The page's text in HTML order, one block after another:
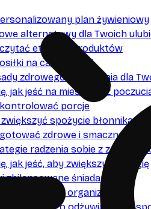
plan żywieniowy
alternatywy dla Twoich
etykiety produktów
na cały tydzień
zdrowego odżywiania dla
jak jeść na mieście bez
porcje
zwiększyć spożycie błonnika
zdrowe i smaczne posiłki
radzenia sobie z
jak jeść, aby zwiększyć energię
zbilansowane śniadanie
nawadniać organizm
zdrowego odżywiania dla